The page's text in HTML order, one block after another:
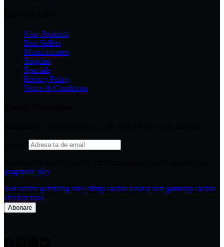
New Products
Best Sellers
Manufacturers
Supplies
Specials
Privacy Policy
Terms & Conditions
pragmatic play.
best online gambling sites olimp casino aviator non gamstop casino
chicken road
Abonare